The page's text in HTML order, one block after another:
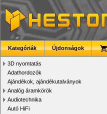
Kategóriák Újdonságok
3D nyomtatás
Adathordozók
Ajándékok, ajándékutalványok
Analóg áramkörök
Audiotechnika
Autó HiFi